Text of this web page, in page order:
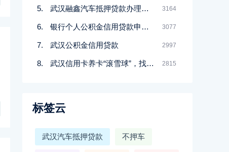
武汉融鑫汽车抵押贷款办理流程（资金雄厚秒打款） 3164
银行个人公积金信用贷款申请攻略：浦发银行浦闪贷进件条件办理流程解析 3077
武汉公积金信用贷款 2997
武汉信用卡养卡“滚雪球”，找人代还信用卡差点把我推下万丈深渊 2815
标签云
武汉汽车抵押贷款 不押车